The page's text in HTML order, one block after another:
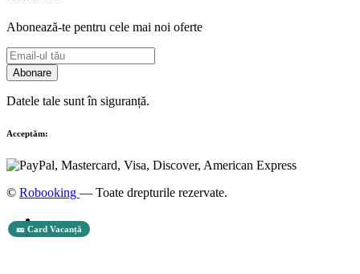
🎫 Card Vacanță
Abonează-te pentru cele mai noi oferte
Abonare
Datele tale sunt în siguranță.
Acceptăm:
© Robooking — Toate drepturile rezervate.